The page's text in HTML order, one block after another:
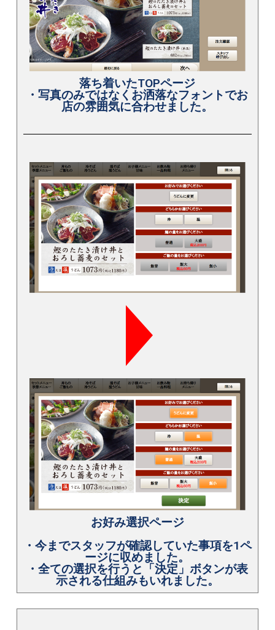
落ち着いたTOPページ
・写真のみではなくお洒落なフォントでお
店の雰囲気に合わせました。
お好み選択ページ
・今までスタッフが確認していた事項を1ペ
ージに収めました。
・全ての選択を行うと「決定」ボタンが表
示される仕組みもいれました。